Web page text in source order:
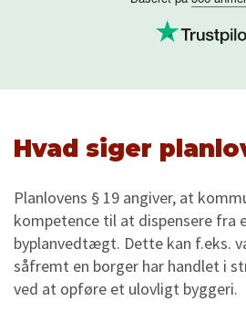
Hvad siger
Planlovens § 19 angiver, at
kompetence til at dispensere fra
byplanvedtægt. Dette kan f.eks.
såfremt en borger har handlet i
ved at opføre et ulovligt byggeri.